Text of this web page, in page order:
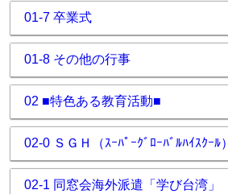
01-7 卒業式
01-8 その他の行事
02 ■特色ある教育活動■
02-0 ＳＧＨ（ｽｰﾊﾟｰｸﾞﾛｰﾊﾞﾙﾊｲｽｸｰﾙ）
02-1 同窓会海外派遣「学び台湾」